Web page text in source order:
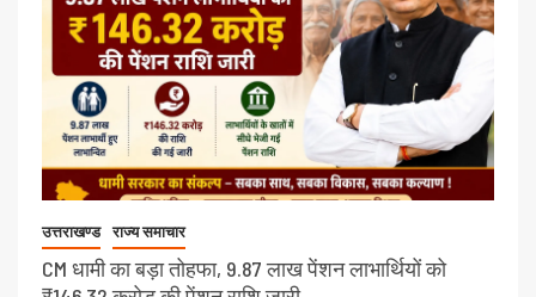
उत्तराखण्ड राज्य समाचार
CM धामी का बड़ा तोहफा, 9.87 लाख पेंशन लाभार्थियों को